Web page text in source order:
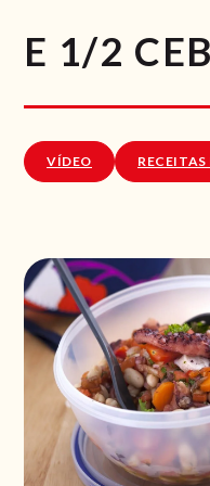
E 1/2
VÍDEO